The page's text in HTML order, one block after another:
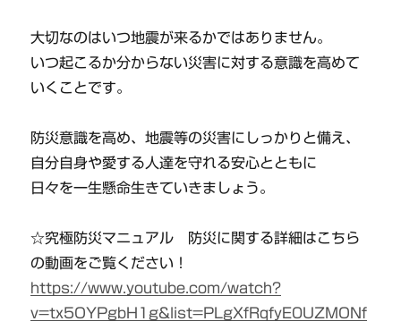
大切なのはいつ地震が来るかではありません。
いつ起こるか分からない災害に対する意識を高めて
いくことです。
防災意識を高め、地震等の災害にしっかりと備え、
自分自身や愛する人達を守れる安心とともに
日々を一生懸命生きていきましょう。
☆究極防災マニュアル 防災に関する詳細はこちら
の動画をご覧ください！
https://www.youtube.com/watch?
v=tx5OYPgbH1g&list=PLgXfRqfyE0UZMONf